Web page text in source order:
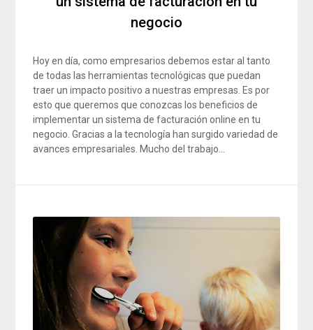
negocio
Hoy en día, como empresarios debemos estar al tanto
de todas las herramientas tecnológicas que puedan
traer un impacto positivo a nuestras empresas. Es por
esto que queremos que conozcas los beneficios de
implementar un sistema de facturación online en tu
negocio. Gracias a la tecnología han surgido variedad de
avances empresariales. Mucho del trabajo…